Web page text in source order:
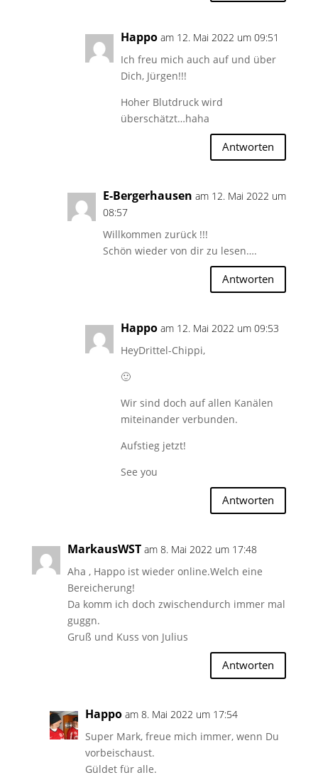
Happo am 12. Mai 2022 um 09:51
Ich freu mich auch auf und über
Dich, Jürgen!!!
Hoher Blutdruck wird
überschätzt…haha
Antworten
E-Bergerhausen am 12. Mai 2022 um
08:57
Willkommen zurück !!!
Schön wieder von dir zu lesen….
Antworten
Happo am 12. Mai 2022 um 09:53
HeyDrittel-Chippi,
🙂
Wir sind doch auf allen Kanälen
miteinander verbunden.
Aufstieg jetzt!
See you
Antworten
MarkausWST am 8. Mai 2022 um 17:48
Aha , Happo ist wieder online.Welch eine
Bereicherung!
Da komm ich doch zwischendurch immer mal
guggn.
Gruß und Kuss von Julius
Antworten
Happo am 8. Mai 2022 um 17:54
Super Mark, freue mich immer, wenn Du
vorbeischaust.
Güldet für alle.